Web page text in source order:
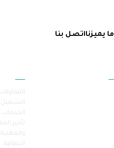
ما يميزنااتصل بنا
التشغيل
الخدمات
تأجير
النظافة